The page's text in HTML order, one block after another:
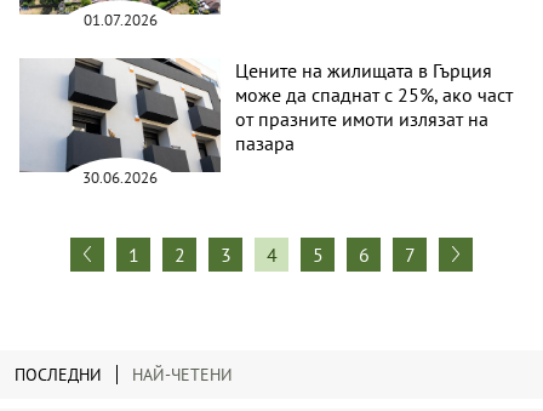
01.07.2026
30.06.2026
Цените на жилищата в Гърция
може да спаднат с 25%, ако част
от празните имоти излязат на
пазара
1 2 3 4 5 6 7
ПОСЛЕДНИ НАЙ-ЧЕТЕНИ